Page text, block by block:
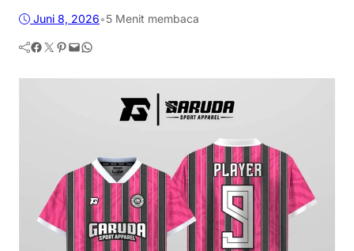
Juni 8, 2026•5 Menit membaca
Facebook Twitter Pinterest Mail WhatsApp